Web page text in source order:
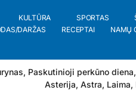
KULTŪRA SPORTAS
DARŽAS
RECEPTAI NAMŲ
Paskutinioji perkūno
Asterija, Astra, Laima,